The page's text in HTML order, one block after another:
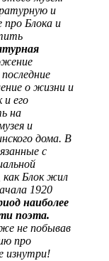
и
про Блока и
о жизни и
и его
на
и
дома. В
с
как Блок жил
1920
наиболее
поэта.
не побывав
про
изнутри!